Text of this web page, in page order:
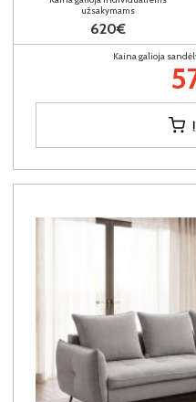
užsakymams
620€
Kaina galioja